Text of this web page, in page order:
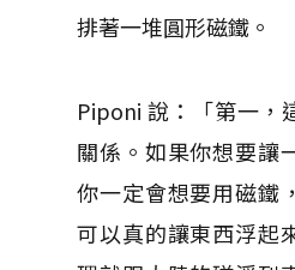
排著一堆圓形磁鐵。
Piponi 說：「第一，
關係。如果你想要讓
你一定會想要用磁鐵
可以真的讓東西浮起